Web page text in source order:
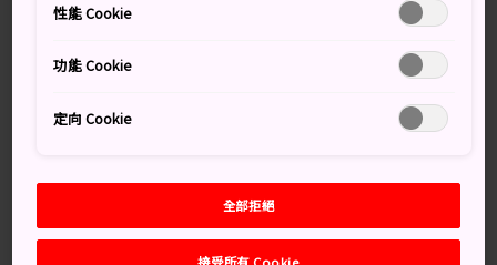
萬勿錯過
四日市大型海港的石油化工園區夜景
性能 Cookie
功能 Cookie
定向 Cookie
全部拒絕
接受所有 Cookie